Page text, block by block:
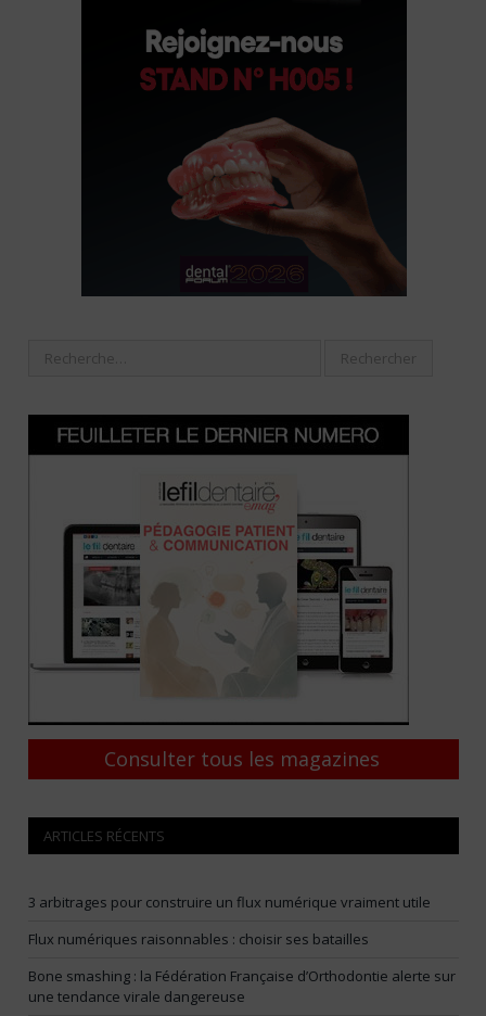
Consulter tous les magazines
ARTICLES RÉCENTS
3 arbitrages pour construire un flux numérique vraiment utile
Flux numériques raisonnables : choisir ses batailles
Bone smashing : la Fédération Française d’Orthodontie alerte sur
une tendance virale dangereuse